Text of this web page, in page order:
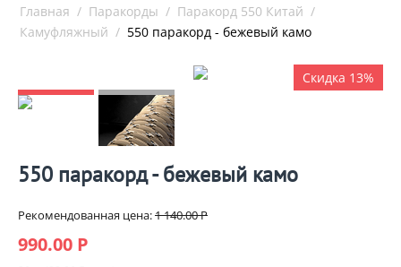
Главная / Паракорды / Паракорд 550 Китай /
Камуфляжный / 550 паракорд - бежевый камо
Скидка 13%
550 паракорд - бежевый камо
Рекомендованная цена:1 140.00Р
990.00 Р